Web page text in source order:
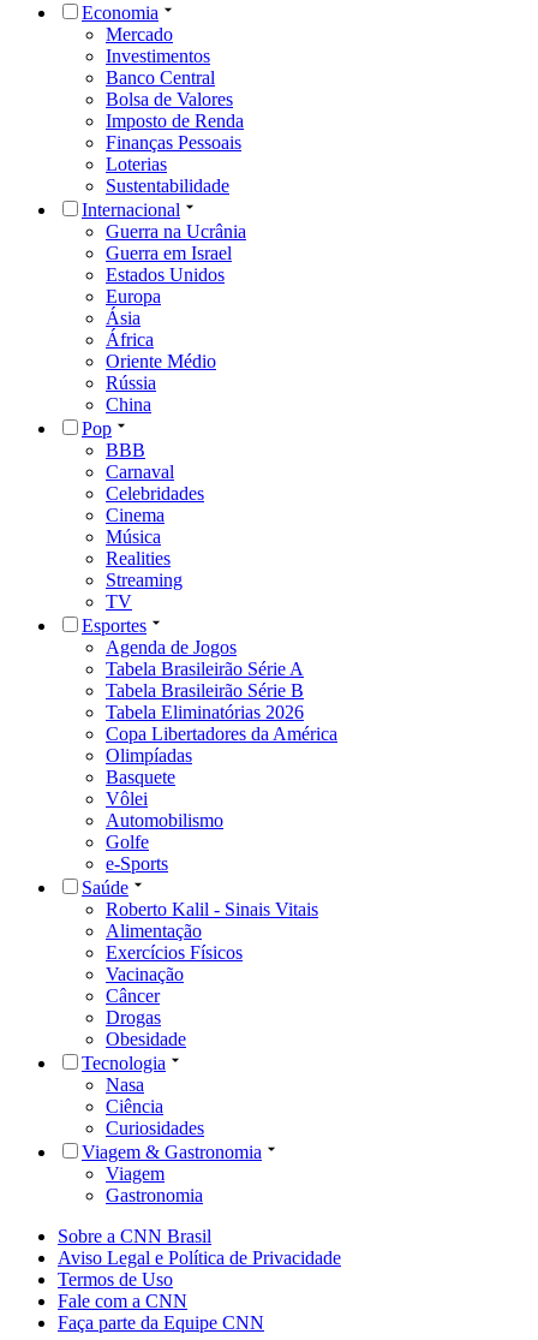
Economia
Mercado
Investimentos
Banco Central
Bolsa de Valores
Imposto de Renda
Finanças Pessoais
Loterias
Sustentabilidade
Internacional
Guerra na Ucrânia
Guerra em Israel
Estados Unidos
Europa
Ásia
África
Oriente Médio
Rússia
China
Pop
BBB
Carnaval
Celebridades
Cinema
Música
Realities
Streaming
TV
Esportes
Agenda de Jogos
Tabela Brasileirão Série A
Tabela Brasileirão Série B
Tabela Eliminatórias 2026
Copa Libertadores da América
Olimpíadas
Basquete
Vôlei
Automobilismo
Golfe
e-Sports
Saúde
Roberto Kalil - Sinais Vitais
Alimentação
Exercícios Físicos
Vacinação
Câncer
Drogas
Obesidade
Tecnologia
Nasa
Ciência
Curiosidades
Viagem & Gastronomia
Viagem
Gastronomia
Sobre a CNN Brasil
Aviso Legal e Política de Privacidade
Termos de Uso
Fale com a CNN
Faça parte da Equipe CNN